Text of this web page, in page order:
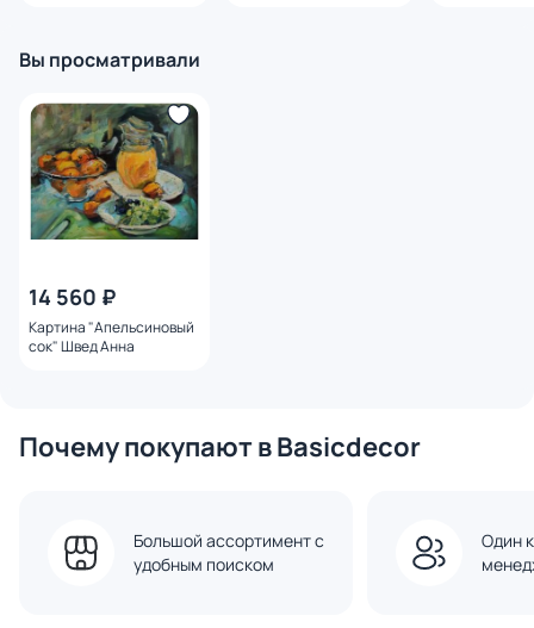
Вы просматривали
14 560 ₽
Картина "Апельсиновый
сок" Швед Анна
Почему покупают в Basicdecor
Большой ассортимент с
удобным поиском
Один